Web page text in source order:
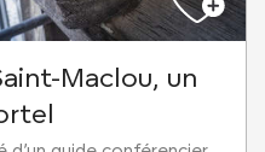
Maclou, un